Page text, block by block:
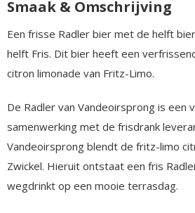
Smaak & Omschrijving
Een frisse Radler bier met de helft
helft Fris. Dit bier heeft een
citron limonade van Fritz-Limo.
De Radler van Vandeoirsprong is een
samenwerking met de frisdrank
Vandeoirsprong blendt de fritz-limo
Zwickel. Hieruit ontstaat een fris
wegdrinkt op een mooie terrasdag.